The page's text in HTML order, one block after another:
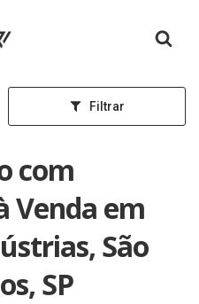
inicial
Filtrar
com
Venda em
São
SP